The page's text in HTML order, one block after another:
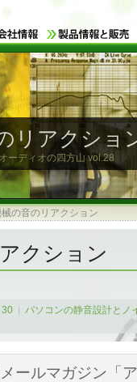
リアクショ
ーディオの四方山vol.28
の音のリアクション
クション
30
パソコンの静音設計とノ
ールマガジン「